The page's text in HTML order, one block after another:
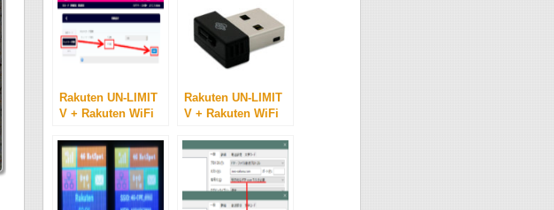
Rakuten UN-LIMIT
V + Rakuten WiFi
固定
Rakuten UN-LIMIT
V + Rakuten WiFi
USNano2